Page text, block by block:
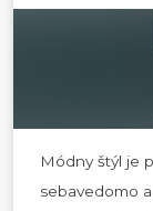
Módny štýl je
sebavedomo